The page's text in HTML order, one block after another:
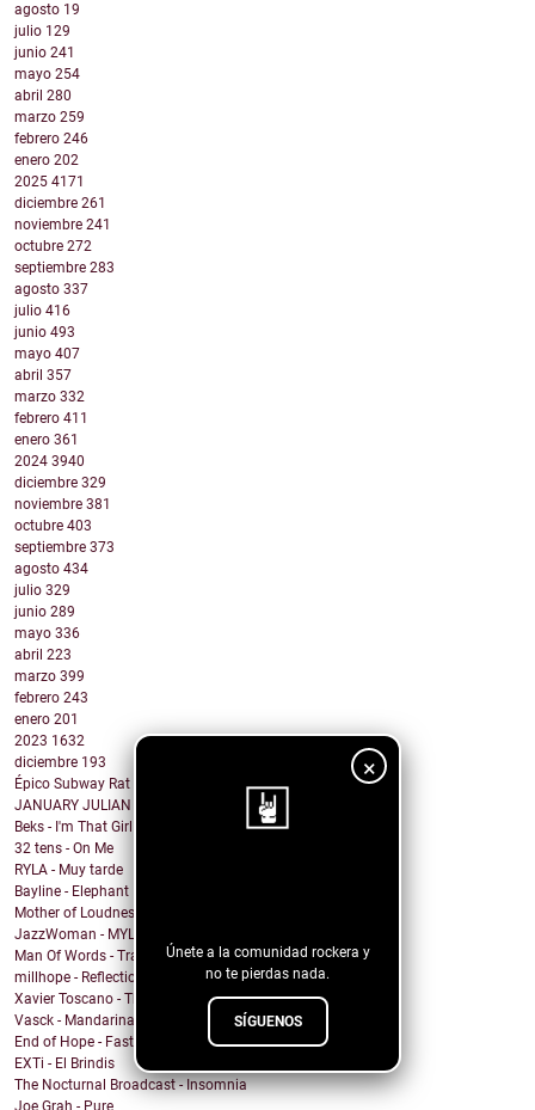
×
Únete a la comunidad rockera y
no te pierdas nada.
SÍGUENOS
agosto 19
julio 129
junio 241
mayo 254
abril 280
marzo 259
febrero 246
enero 202
2025 4171
diciembre 261
noviembre 241
octubre 272
septiembre 283
agosto 337
julio 416
junio 493
mayo 407
abril 357
marzo 332
febrero 411
enero 361
2024 3940
diciembre 329
noviembre 381
octubre 403
septiembre 373
agosto 434
julio 329
junio 289
mayo 336
abril 223
marzo 399
febrero 243
enero 201
2023 1632
diciembre 193
Épico Subway Rat nos regala una obra de arte para ...
JANUARY JULIAN - KIDS WITH GUNS
Beks - I'm That Girl
32 tens - On Me
RYLA - Muy tarde
Bayline - Elephant
Mother of Loudness - Not Yet But Soon
JazzWoman - MYLOVAH
Man Of Words - Translation Lost
millhope - Reflection
Xavier Toscano - The City Said
Vasck - Mandarina
End of Hope - Fastball
EXTi - El Brindis
The Nocturnal Broadcast - Insomnia
Joe Grah - Pure